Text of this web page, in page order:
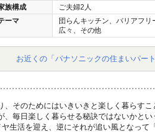
族構成
ご夫婦2人
ーマ
団らんキッチン、バリアフリ
広々、その他
お近くの「パナソニックの住まいパー
そのためにはいきいきと楽しく暮らす
毎日楽しく暮らせる秘訣ではないかと
生活を迎え、逆にそれが追い風となって